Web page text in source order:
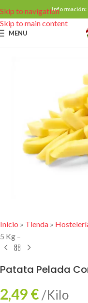
Skip to navigation
Skip to main content
Información:
MENU
Inicio » Tienda »
5 Kg –
Patata Pelada
2,49€ /Kilo